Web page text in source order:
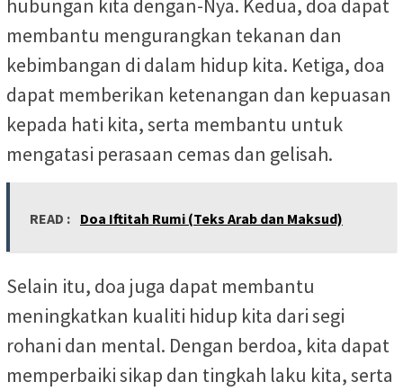
hubungan kita dengan-Nya. Kedua, doa dapat
membantu mengurangkan tekanan dan
kebimbangan di dalam hidup kita. Ketiga, doa
dapat memberikan ketenangan dan kepuasan
kepada hati kita, serta membantu untuk
mengatasi perasaan cemas dan gelisah.
READ : Doa Iftitah Rumi (Teks Arab dan Maksud)
Selain itu, doa juga dapat membantu
meningkatkan kualiti hidup kita dari segi
rohani dan mental. Dengan berdoa, kita dapat
memperbaiki sikap dan tingkah laku kita, serta